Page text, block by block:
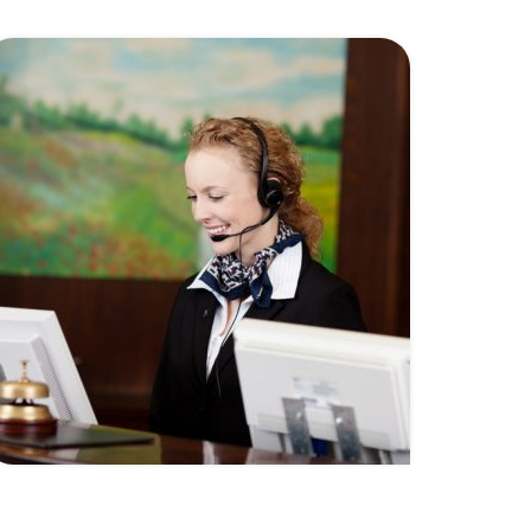
onderhouden de bestaande en
verwerken de gegevens van uw
klanten in uw agenda en/of CRM
systeem. Leuker kunnen wij het
niet maken, wel………!
Accountant
Uw bedrijf ALTIJD
bereikbaar, U en uw
klanten kunnen op ons
rekenen!